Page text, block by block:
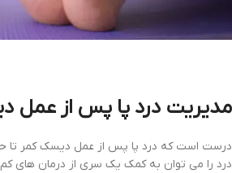
مدیریت درد پا پس از عمل
درست است که درد پا پس از عمل دیسک کمر تا
درد را می توان به کمک یک سری از درمان های